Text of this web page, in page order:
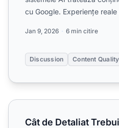
cu Google. Experiențe
Jan 9, 2026 6 min citire
Discussion Content Quality
Cât de Detaliat Trebuie să
Cât de Detaliat